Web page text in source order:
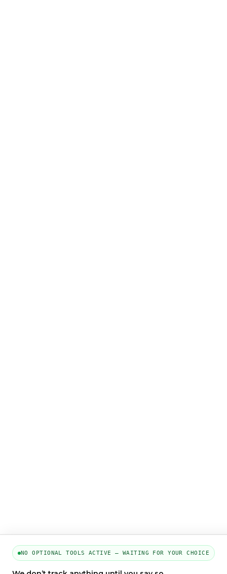
NO OPTIONAL TOOLS ACTIVE — WAITING FOR YOUR CHOICE